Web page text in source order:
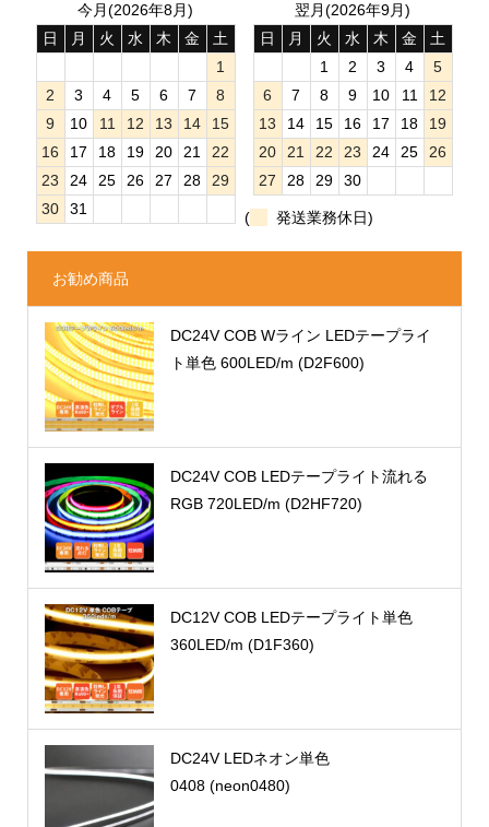
今月(2026年8月)
日
月 火 水 木 金
土
1
2
3 4 5 6 7
8
9
10 11 12 13 14
15
16
17 18 19 20 21
22
23
24 25 26 27 28
29
30
31
翌月(2026年9月)
日
月 火 水 木 金
土
1
2 3 4
5
6
7 8 9 10 11
12
13
14 15 16 17 18
19
20
21 22 23 24 25
26
27
28 29 30
( 発送業務休日)
お勧め商品
DC24V COB Wライン LEDテープライ
ト単色 600LED/m (D2F600)
DC24V COB LEDテープライト流れる
RGB 720LED/m (D2HF720)
DC12V COB LEDテープライト単色
360LED/m (D1F360)
DC24V LEDネオン単色
0408 (neon0480)